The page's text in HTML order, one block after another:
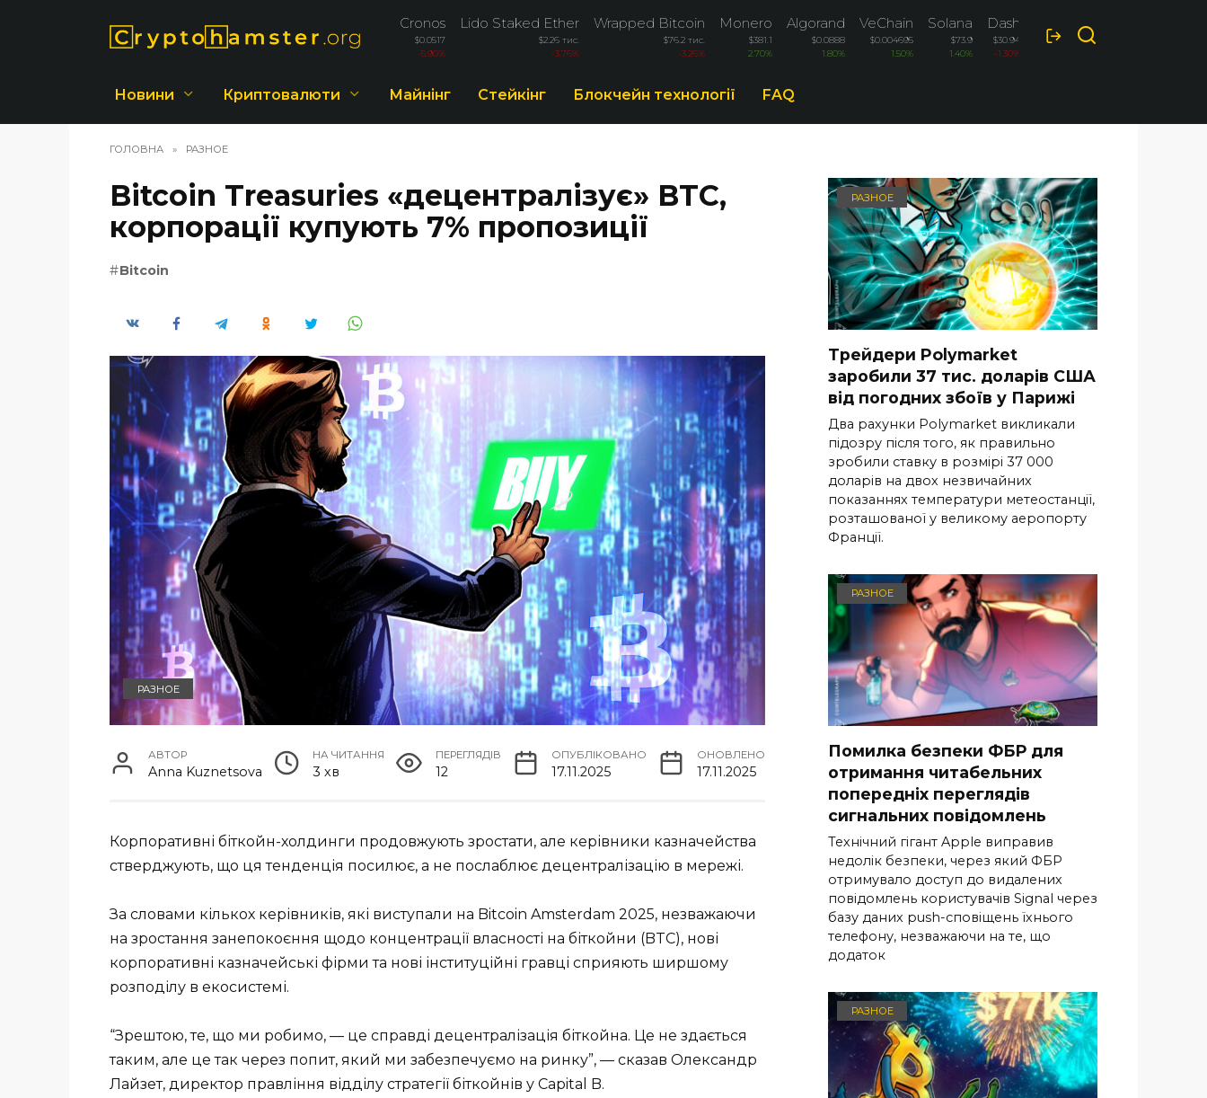
Cronos
$0.0517
-5.90%
Lido Staked Ether
$2.26 тис.
-3.76%
Wrapped Bitcoin
$76.2 тис.
-3.26%
Monero
$381.1
2.70%
Algorand
$0.0888
1.80%
VeChain
$0.004695
1.50%
Solana
$73.9
1.40%
Dash
$30.94
-1.30%
Новини Криптовалюти Майнінг Стейкінг Блокчейн технології FAQ
ГОЛОВНА » РАЗНОЕ
Bitcoin Treasuries «децентралізує» BTC,
корпорації купують 7% пропозиції
Bitcoin
РАЗНОЕ
АВТОР
Anna Kuznetsova
НА ЧИТАННЯ
3 хв
ПЕРЕГЛЯДІВ
12
ОПУБЛІКОВАНО
17.11.2025
ОНОВЛЕНО
17.11.2025
Корпоративні біткойн-холдинги продовжують зростати, але керівники казначейства
стверджують, що ця тенденція посилює, а не послаблює децентралізацію в мережі.
За словами кількох керівників, які виступали на Bitcoin Amsterdam 2025, незважаючи
на зростання занепокоєння щодо концентрації власності на біткойни (BTC), нові
корпоративні казначейські фірми та нові інституційні гравці сприяють ширшому
розподілу в екосистемі.
“Зрештою, те, що ми робимо, — це справді децентралізація біткойна. Це не здається
таким, але це так через попит, який ми забезпечуємо на ринку”, — сказав Олександр
Лайзет, директор правління відділу стратегії біткойнів у Capital B.
РАЗНОЕ
Трейдери Polymarket
заробили 37 тис. доларів США
від погодних збоїв у Парижі
Два рахунки Polymarket викликали
підозру після того, як правильно
зробили ставку в розмірі 37 000
доларів на двох незвичайних
показаннях температури метеостанції,
розташованої у великому аеропорту
Франції.
РАЗНОЕ
Помилка безпеки ФБР для
отримання читабельних
попередніх переглядів
сигнальних повідомлень
Технічний гігант Apple виправив
недолік безпеки, через який ФБР
отримувало доступ до видалених
повідомлень користувачів Signal через
базу даних push-сповіщень їхнього
телефону, незважаючи на те, що
додаток
РАЗНОЕ